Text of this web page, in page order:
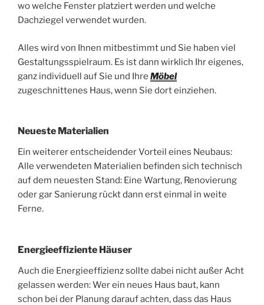
wo welche Fenster platziert werden und welche
Dachziegel verwendet wurden.
Alles wird von Ihnen mitbestimmt und Sie haben viel
Gestaltungsspielraum. Es ist dann wirklich Ihr eigenes,
ganz individuell auf Sie und Ihre Möbel
zugeschnittenes Haus, wenn Sie dort einziehen.
Neueste Materialien
Ein weiterer entscheidender Vorteil eines Neubaus:
Alle verwendeten Materialien befinden sich technisch
auf dem neuesten Stand: Eine Wartung, Renovierung
oder gar Sanierung rückt dann erst einmal in weite
Ferne.
Energieeffiziente Häuser
Auch die Energieeffizienz sollte dabei nicht außer Acht
gelassen werden: Wer ein neues Haus baut, kann
schon bei der Planung darauf achten, dass das Haus